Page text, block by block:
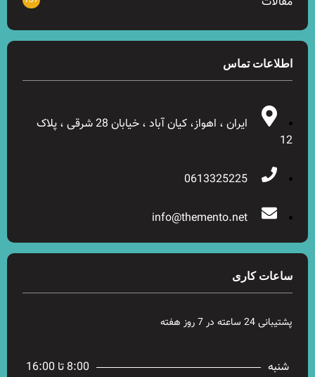
اطلاعات تماس
ایران ، اهواز، کیان آباد ، خیابان 28 شرقی ، پلاک
12
0613325225
info@themento.net
ساعات کاری
پشتیبانی 24 ساعته در 7 روز هفته
شنبه
8:00 تا 16:00